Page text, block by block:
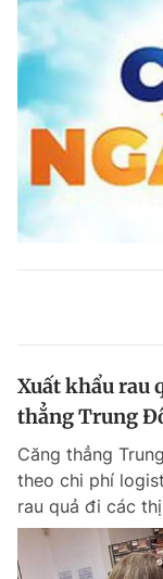
Xuất khẩu rau
thẳng Trung
Căng thẳng
theo chi phí
rau quả đi các